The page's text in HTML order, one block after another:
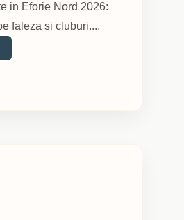
in Eforie Nord 2026:
faleza si cluburi....